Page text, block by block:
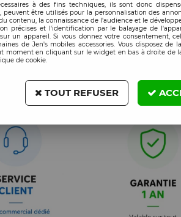
à des fins techniques, ils sont donc
peuvent être utilisés pour la personnalisation des
contenu, la connaissance de l'audience et le
précises et l'identification par le balayage de
un appareil. Si vous donnez votre consentement,
de Jen's mobiles accessories. Vous disposez de
moment en cliquant sur le widget en bas à droite de
de cookie.
TOUT REFUSER